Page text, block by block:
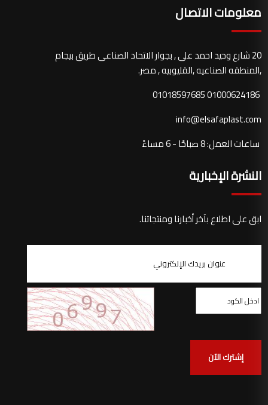
معلومات الاتصال
20 شارع وحيد احمد على , بجوار الاتحاد الصناعى طريق بيجام
,المنطقه الصناعيه ,القليوبيه , مصر.
01000624186 01018597685
info@elsafaplast.com
ساعات العمل: 8 صباحًا - 6 مساءً
النشرة الإخبارية
ابق على اطلاع بآخر أخبارنا ومنتجاتنا.